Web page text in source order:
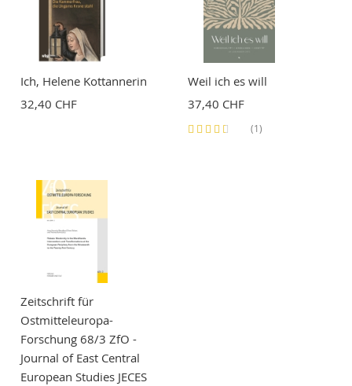
Ich, Helene Kottannerin
32,40 CHF
Weil ich es will
37,40 CHF
Bewertung:
(1)
Zeitschrift für
Ostmitteleuropa-
Forschung 68/3 ZfO -
Journal of East Central
European Studies JECES